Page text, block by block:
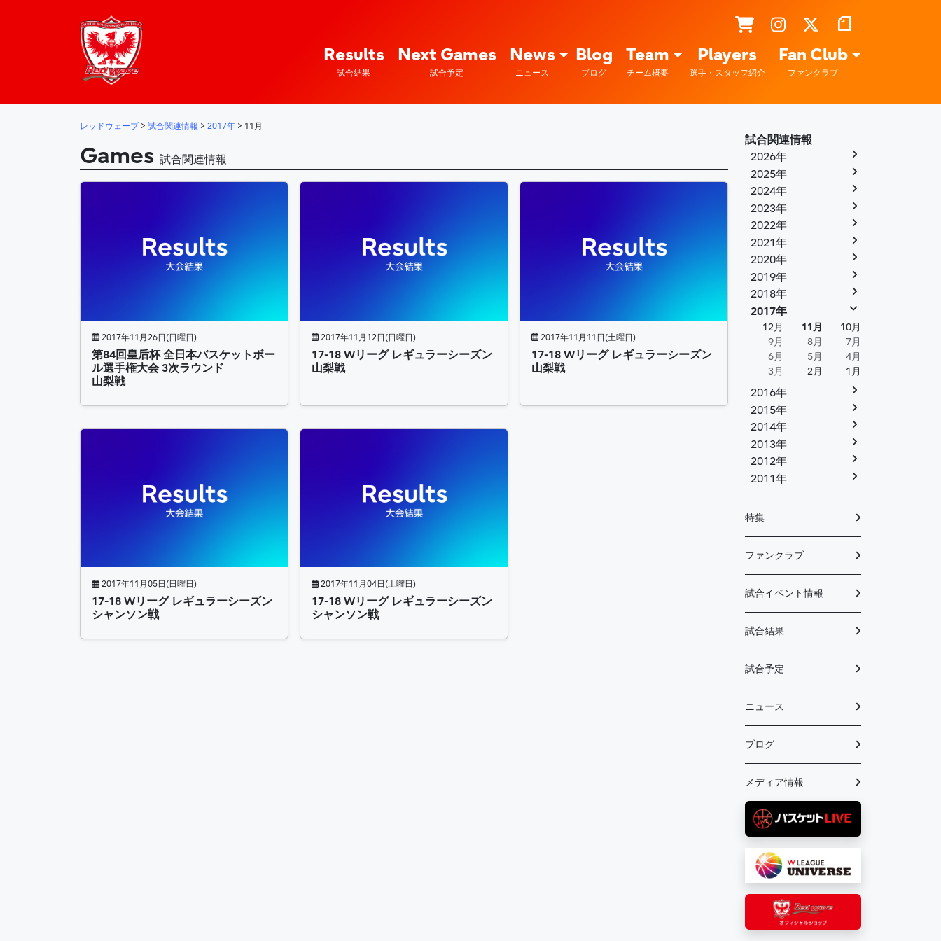
メインナビゲーション
Results
試合結果
Next Games
試合予定
News
ニュース
Blog
ブログ
Team
チーム概要
Players
選手・スタッフ紹介
Fan Club
ファンクラブ
レッドウェーブ > 試合関連情報 > 2017年 > 11月
Games 試合関連情報
2017年11月26日(日曜日)
第84回皇后杯 全日本バスケットボー
ル選手権大会 3次ラウンド
山梨戦
2017年11月12日(日曜日)
17-18 Wリーグ レギュラーシーズン
山梨戦
2017年11月11日(土曜日)
17-18 Wリーグ レギュラーシーズン
山梨戦
2017年11月05日(日曜日)
17-18 Wリーグ レギュラーシーズン
シャンソン戦
2017年11月04日(土曜日)
17-18 Wリーグ レギュラーシーズン
シャンソン戦
試合関連情報
2026年
2025年
2024年
2023年
2022年
2021年
2020年
2019年
2018年
2017年
12月 11月
10月
9月
8月
7月
6月
5月
4月
3月
2月 1月
2016年
2015年
2014年
2013年
2012年
2011年
特集
ファンクラブ
試合イベント情報
試合結果
試合予定
ニュース
ブログ
メディア情報